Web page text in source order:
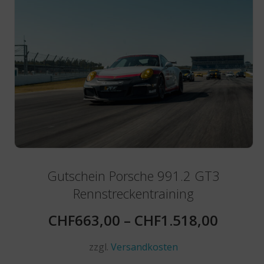
Gutschein Porsche 991.2 GT3
Rennstreckentraining
CHF663,00 – CHF1.518,00
zzgl. Versandkosten